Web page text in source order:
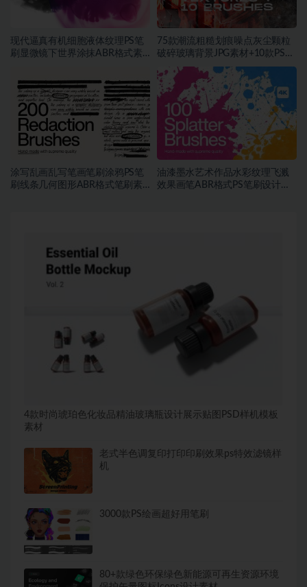
现代逼真有机细胞液体纹理PS笔
刷显微镜下世界涂抹ABR格式素
75款潮流粗糙划痕噪点灰尘颗粒
破碎玻璃背景JPG素材+10款PS笔
涂写乱画乱写笔画笔刷涂鸦PS笔
刷线条几何图形ABR格式笔刷素
油漆墨水艺术作品水彩纹理飞溅
效果画笔ABR格式PS笔刷设计素
4款时尚琥珀色化妆品精油玻璃瓶设计展示贴图PSD样机模板
素材
老式半色调复印打印印刷效果ps特效滤镜样
机
3000款PS绘画超好用笔刷
80+款绿色环保绿色新能源可再生资源环境